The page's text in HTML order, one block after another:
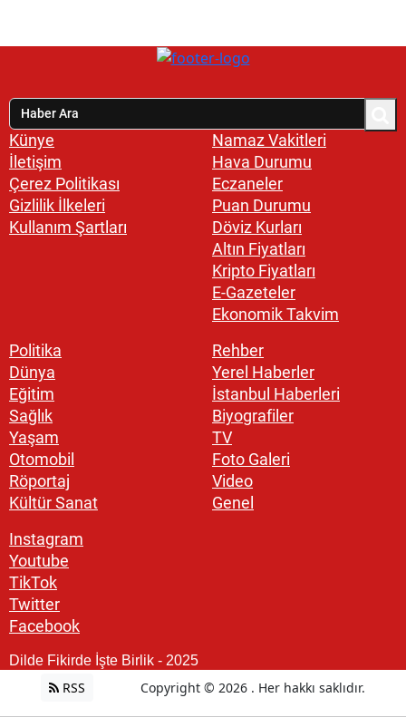
Künye
İletişim
Çerez Politikası
Gizlilik İlkeleri
Kullanım Şartları
Namaz Vakitleri
Hava Durumu
Eczaneler
Puan Durumu
Döviz Kurları
Altın Fiyatları
Kripto Fiyatları
E-Gazeteler
Ekonomik Takvim
Politika
Dünya
Eğitim
Sağlık
Yaşam
Otomobil
Röportaj
Kültür Sanat
Rehber
Yerel Haberler
İstanbul Haberleri
Biyografiler
TV
Foto Galeri
Video
Genel
Instagram
Youtube
TikTok
Twitter
Facebook
Dilde Fikirde İşte Birlik - 2025
RSS Copyright © 2026 . Her hakkı saklıdır.